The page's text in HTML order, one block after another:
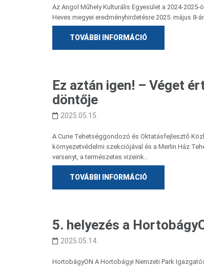
Az Angol Műhely Kulturális Egyesület a 2024-
Heves megyei eredményhirdetésre 2025. május 8-
TOVÁBBI INFORMÁCIÓ
Ez aztán igen! – Véget
döntője
2025.05.15.
A Curie Tehetséggondozó és Oktatásfejlesztő
környezetvédelmi szekciójával és a Merlin Ház
versenyt, a természetes vizeink…
TOVÁBBI INFORMÁCIÓ
5. helyezés a
2025.05.14.
HortobágyON A Hortobágyi Nemzeti Park